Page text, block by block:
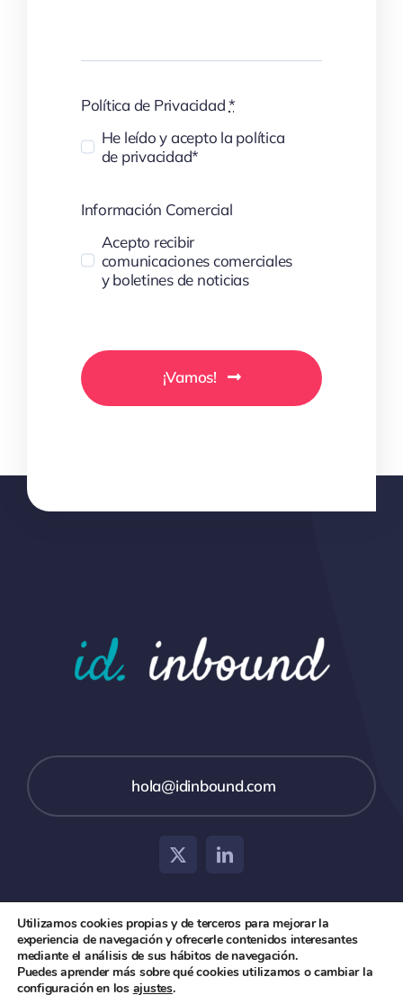
Política de Privacidad*
He leído y acepto la política
de privacidad*
Información Comercial
Acepto recibir
comunicaciones comerciales
y boletines de noticias
¡Vamos!
hola@idinbound.com
© 2026 id inbound •Aviso Legal•Política de Privacidad
y Cookies
Utilizamos cookies propias y de terceros para mejorar la
experiencia de navegación y ofrecerle contenidos interesantes
mediante el análisis de sus hábitos de navegación.
Puedes aprender más sobre qué cookies utilizamos o cambiar la
configuración en los ajustes.